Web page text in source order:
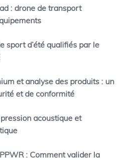
: drone de transport
sport d’été qualifiés par le
et analyse des produits : un
et de conformité
acoustique et
: Comment valider la